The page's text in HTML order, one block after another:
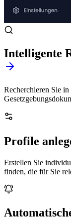
Intelligente
Recherchieren Sie
Profile
Erstellen Sie
finden, die für Sie